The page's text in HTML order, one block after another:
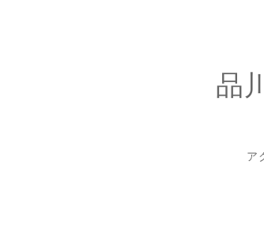
品
ア